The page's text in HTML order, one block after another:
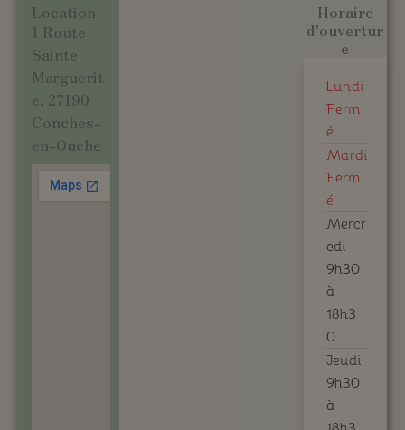
Location
1 Route
Sainte
Marguerit
e, 27190
Conches-
en-Ouche
Horaire
d'ouvertur
e
Lundi
Ferm
é
Mardi
Ferm
é
Mercr
edi
9h30
à
18h3
0
Jeudi
9h30
à